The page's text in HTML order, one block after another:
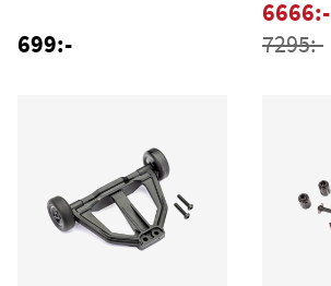
699:-
6666:-
7295:-